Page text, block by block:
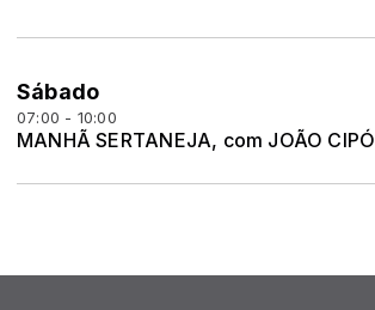
Sábado
07:00 - 10:00
MANHÃ SERTANEJA, com JOÃO CIPÓ